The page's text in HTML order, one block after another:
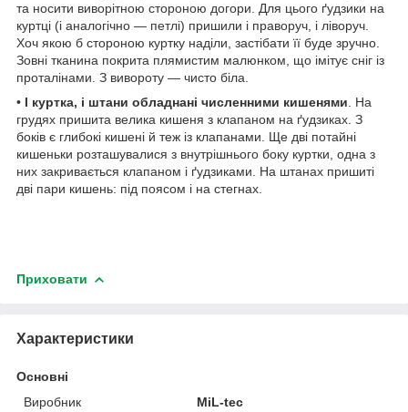
та носити виворітною стороною догори. Для цього ґудзики на
куртці (і аналогічно — петлі) пришили і праворуч, і ліворуч.
Хоч якою б стороною куртку наділи, застібати її буде зручно.
Зовні тканина покрита плямистим малюнком, що імітує сніг із
проталінами. З вивороту — чисто біла.
• І куртка, і штани обладнані численними кишенями. На
грудях пришита велика кишеня з клапаном на ґудзиках. З
боків є глибокі кишені й теж із клапанами. Ще дві потайні
кишеньки розташувалися з внутрішнього боку куртки, одна з
них закривається клапаном і ґудзиками. На штанах пришиті
дві пари кишень: під поясом і на стегнах.
Приховати
Характеристики
Основні
Виробник
MiL-tec